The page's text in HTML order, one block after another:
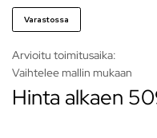
Varastossa
Arvioitu toimitusaika:
Vaihtelee mallin mukaan
Hinta alkaen